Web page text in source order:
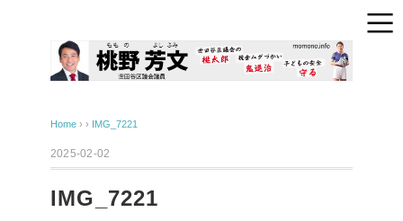
Home › › IMG_7221
2025-02-02
IMG_7221